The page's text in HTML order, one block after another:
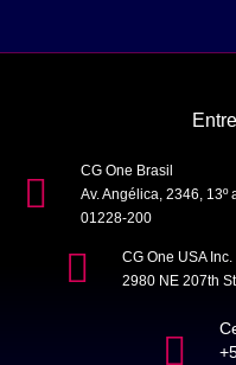
CG One Brasil
Av. Angélica, 2346,
01228-200
CG One USA Inc.
2980 NE 207th